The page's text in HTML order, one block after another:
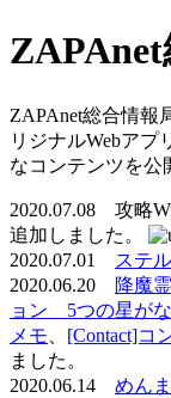
ZAPAnet総合情報
リジナルWebア
なコンテンツを公
2020.07.08 攻略
追加しました。
2020.07.01
ステ
2020.06.20
降魔
ョン 5つの星が
メモ
[Contact]コ
ました。
2020.06.14 めん